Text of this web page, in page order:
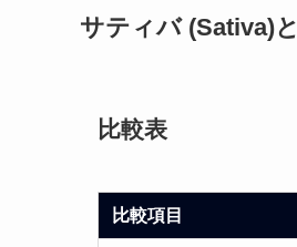
サティバ (Sativa)と
比較表
比較項目